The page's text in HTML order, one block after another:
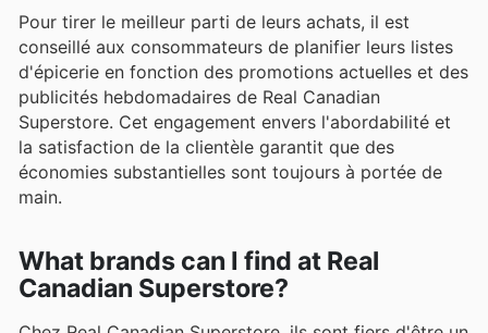
Pour tirer le meilleur parti de leurs achats, il est
conseillé aux consommateurs de planifier leurs listes
d'épicerie en fonction des promotions actuelles et des
publicités hebdomadaires de Real Canadian
Superstore. Cet engagement envers l'abordabilité et
la satisfaction de la clientèle garantit que des
économies substantielles sont toujours à portée de
main.
What brands can I find at Real
Canadian Superstore?